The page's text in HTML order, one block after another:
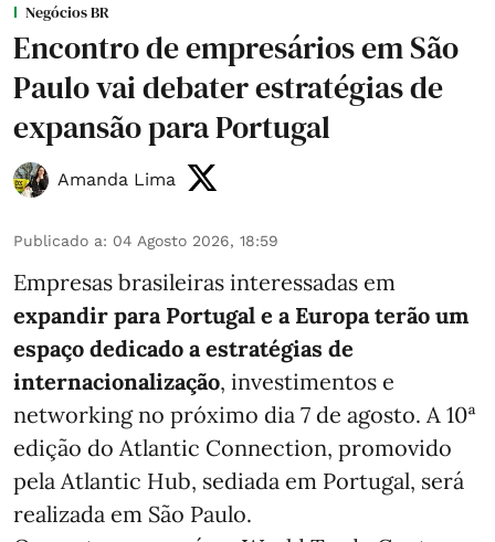
Negócios BR
Encontro de empresários em São
Paulo vai debater estratégias de
expansão para Portugal
Amanda Lima
Publicado a: 04 Agosto 2026, 18:59
Empresas brasileiras interessadas em
expandir para Portugal e a Europa terão um
espaço dedicado a estratégias de
internacionalização, investimentos e
networking no próximo dia 7 de agosto. A 10ª
edição do Atlantic Connection, promovido
pela Atlantic Hub, sediada em Portugal, será
realizada em São Paulo.